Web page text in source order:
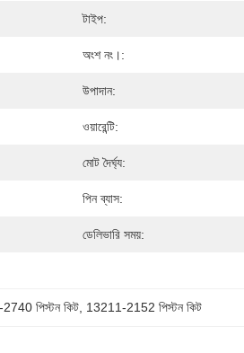
টাইপ:
অংশ নং।:
উপাদান:
ওয়ারেন্টি:
মোট দৈর্ঘ্য:
পিন ব্যাস:
ডেলিভারি সময়:
পিস্টন কিট 13211-2152 পিস্টন কিট